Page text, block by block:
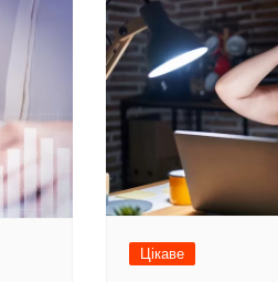
Цікаве